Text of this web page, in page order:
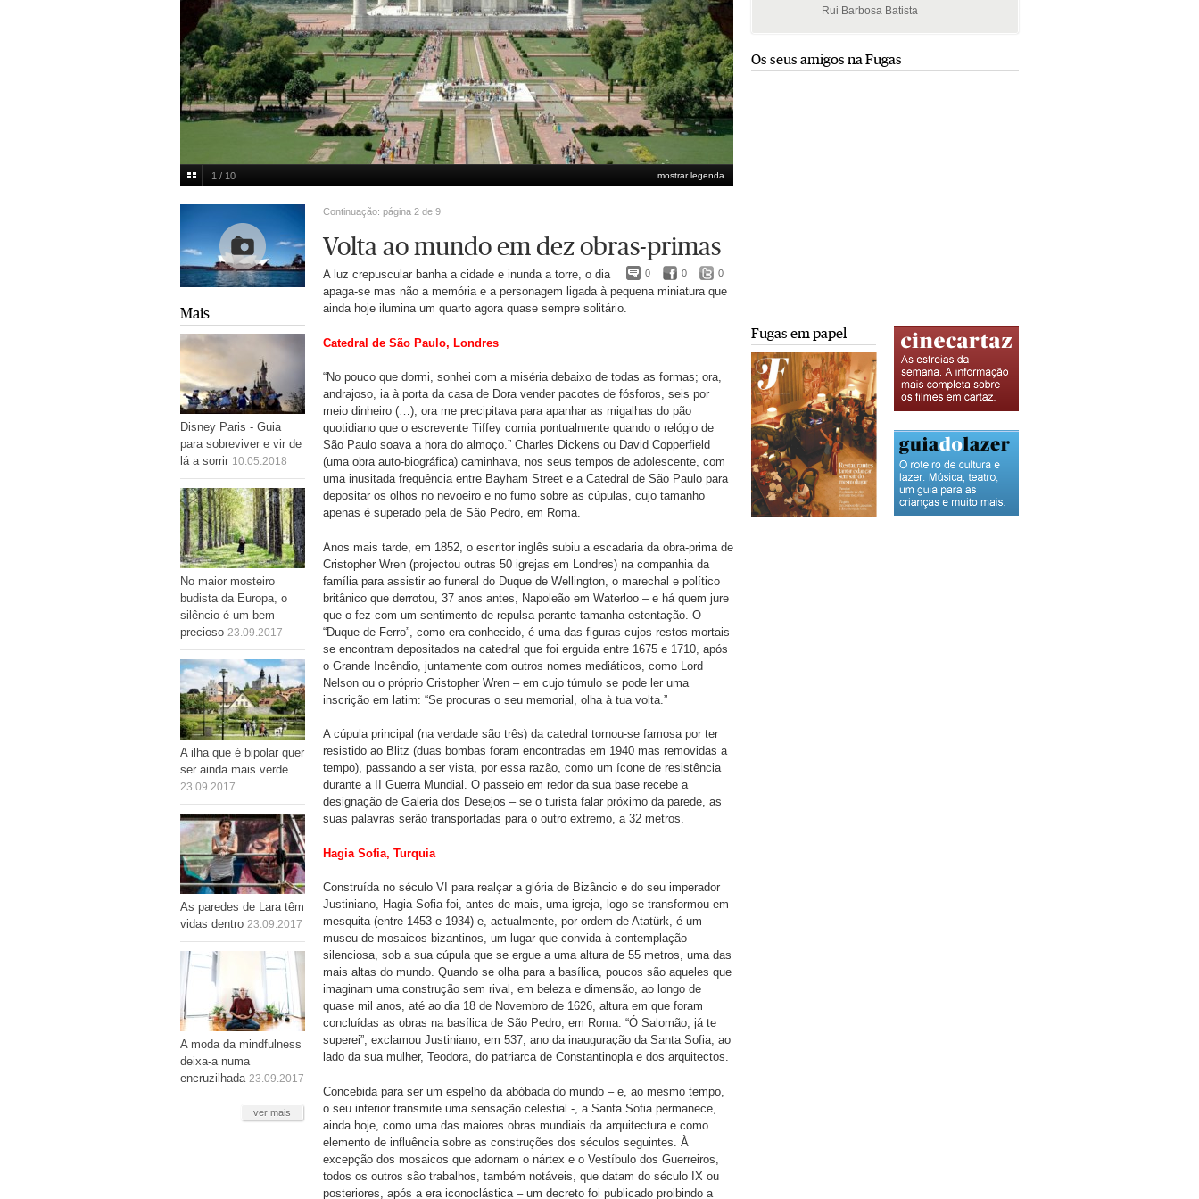
Taj Mahal, Índia
mostrar legenda
1 / 10
Mais
Disney Paris - Guia
para sobreviver e vir de
lá a sorrir 10.05.2018
No maior mosteiro
budista da Europa, o
silêncio é um bem
precioso 23.09.2017
A ilha que é bipolar quer
ser ainda mais verde
23.09.2017
As paredes de Lara têm
vidas dentro 23.09.2017
A moda da mindfulness
deixa-a numa
encruzilhada 23.09.2017
ver mais
Continuação: página 2 de 9
Volta ao mundo em dez obras-primas
0 0 0
A luz crepuscular banha a cidade e inunda a torre, o dia
apaga-se mas não a memória e a personagem ligada à pequena miniatura que
ainda hoje ilumina um quarto agora quase sempre solitário.
Catedral de São Paulo, Londres
“No pouco que dormi, sonhei com a miséria debaixo de todas as formas; ora,
andrajoso, ia à porta da casa de Dora vender pacotes de fósforos, seis por
meio dinheiro (…); ora me precipitava para apanhar as migalhas do pão
quotidiano que o escrevente Tiffey comia pontualmente quando o relógio de
São Paulo soava a hora do almoço.” Charles Dickens ou David Copperfield
(uma obra auto-biográfica) caminhava, nos seus tempos de adolescente, com
uma inusitada frequência entre Bayham Street e a Catedral de São Paulo para
depositar os olhos no nevoeiro e no fumo sobre as cúpulas, cujo tamanho
apenas é superado pela de São Pedro, em Roma.
Anos mais tarde, em 1852, o escritor inglês subiu a escadaria da obra-prima de
Cristopher Wren (projectou outras 50 igrejas em Londres) na companhia da
família para assistir ao funeral do Duque de Wellington, o marechal e político
britânico que derrotou, 37 anos antes, Napoleão em Waterloo – e há quem jure
que o fez com um sentimento de repulsa perante tamanha ostentação. O
“Duque de Ferro”, como era conhecido, é uma das figuras cujos restos mortais
se encontram depositados na catedral que foi erguida entre 1675 e 1710, após
o Grande Incêndio, juntamente com outros nomes mediáticos, como Lord
Nelson ou o próprio Cristopher Wren – em cujo túmulo se pode ler uma
inscrição em latim: “Se procuras o seu memorial, olha à tua volta.”
A cúpula principal (na verdade são três) da catedral tornou-se famosa por ter
resistido ao Blitz (duas bombas foram encontradas em 1940 mas removidas a
tempo), passando a ser vista, por essa razão, como um ícone de resistência
durante a II Guerra Mundial. O passeio em redor da sua base recebe a
designação de Galeria dos Desejos – se o turista falar próximo da parede, as
suas palavras serão transportadas para o outro extremo, a 32 metros.
Hagia Sofia, Turquia
Construída no século VI para realçar a glória de Bizâncio e do seu imperador
Justiniano, Hagia Sofia foi, antes de mais, uma igreja, logo se transformou em
mesquita (entre 1453 e 1934) e, actualmente, por ordem de Atatürk, é um
museu de mosaicos bizantinos, um lugar que convida à contemplação
silenciosa, sob a sua cúpula que se ergue a uma altura de 55 metros, uma das
mais altas do mundo. Quando se olha para a basílica, poucos são aqueles que
imaginam uma construção sem rival, em beleza e dimensão, ao longo de
quase mil anos, até ao dia 18 de Novembro de 1626, altura em que foram
concluídas as obras na basílica de São Pedro, em Roma. “Ó Salomão, já te
superei”, exclamou Justiniano, em 537, ano da inauguração da Santa Sofia, ao
lado da sua mulher, Teodora, do patriarca de Constantinopla e dos arquitectos.
Concebida para ser um espelho da abóbada do mundo – e, ao mesmo tempo,
o seu interior transmite uma sensação celestial -, a Santa Sofia permanece,
ainda hoje, como uma das maiores obras mundiais da arquitectura e como
elemento de influência sobre as construções dos séculos seguintes. À
excepção dos mosaicos que adornam o nártex e o Vestíbulo dos Guerreiros,
todos os outros são trabalhos, também notáveis, que datam do século IX ou
posteriores, após a era iconoclástica – um decreto foi publicado proibindo a
Rui Barbosa Batista
Os seus amigos na Fugas
Fugas em papel